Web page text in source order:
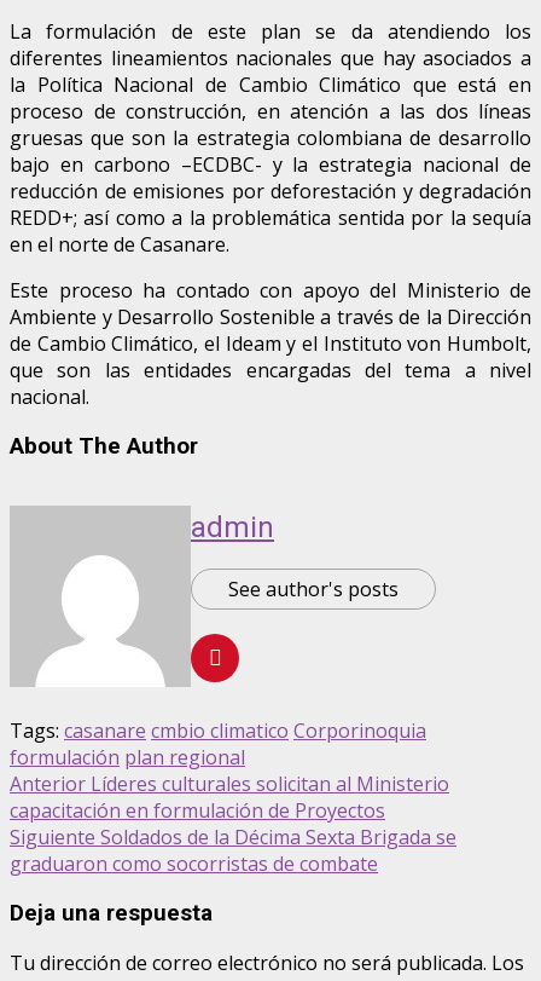
La formulación de este plan se da atendiendo los
diferentes lineamientos nacionales que hay asociados a
la Política Nacional de Cambio Climático que está en
proceso de construcción, en atención a las dos líneas
gruesas que son la estrategia colombiana de desarrollo
bajo en carbono –ECDBC- y la estrategia nacional de
reducción de emisiones por deforestación y degradación
REDD+; así como a la problemática sentida por la sequía
en el norte de Casanare.
Este proceso ha contado con apoyo del Ministerio de
Ambiente y Desarrollo Sostenible a través de la Dirección
de Cambio Climático, el Ideam y el Instituto von Humbolt,
que son las entidades encargadas del tema a nivel
nacional.
About The Author
admin
See author's posts
Tags: casanare cmbio climatico Corporinoquia
formulación plan regional
Anterior Líderes culturales solicitan al Ministerio
capacitación en formulación de Proyectos
Siguiente Soldados de la Décima Sexta Brigada se
graduaron como socorristas de combate
Deja una respuesta
Tu dirección de correo electrónico no será publicada. Los